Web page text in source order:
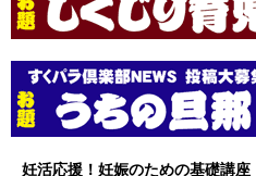
妊活応援！妊娠のための基礎講座